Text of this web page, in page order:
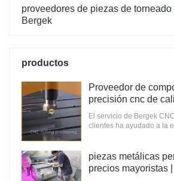
proveedores de piezas de
Bergek
productos
Proveedor de
precisión cnc de
Bergek
El servicio de Bergek
clientes ha ayudado a la
piezas metálicas
precios mayoristas